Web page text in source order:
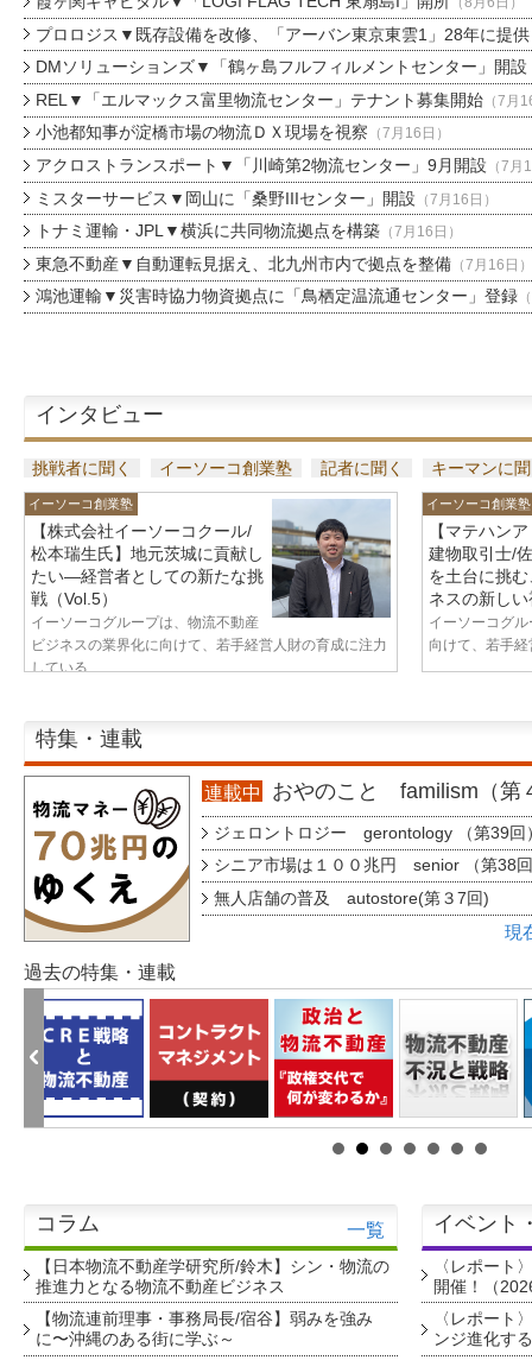
プロロジス▼既存設備を改修、「アーバン東京東雲1」28年に提供
DMソリューションズ▼「鶴ヶ島フルフィルメントセンター」開設
REL▼「エルマックス富里物流センター」テナント募集開始（7月
小池都知事が淀橋市場の物流ＤＸ現場を視察 （7月16日）
アクロストランスポート▼「川崎第2物流センター」9月開設 （7月
ミスターサービス▼岡山に「桑野IIIセンター」開設 （7月16日）
トナミ運輸・JPL▼横浜に共同物流拠点を構築（7月16日）
東急不動産▼自動運転見据え、北九州市内で拠点を整備（7月16日）
鴻池運輸▼災害時協力物資拠点に「鳥栖定温流通センター」登録
インタビュー
挑戦者に聞く イーソーコ創業塾 記者に聞く キーマンに
イーソーコ創業塾
【株式会社イーソーコクール/
松本瑞生氏】地元茨城に貢献し
たい—経営者としての新たな挑
戦（Vol.5）
イーソーコグループは、物流不動産
ビジネスの業界化に向けて、若手経営人財の育成に注力
している...
イーソーコ創業塾
【マテハン
建物取引士/
を土台に挑
ネスの新し
イーソーコグ
向けて、若手
特集・連載
連載中 おやのこと familism（第
ジェロントロジー gerontology （第39回
シニア市場は１００兆円 senior （第38
無人店舗の普及 autostore(第３7回)
現
過去の特集・連載
コラム 一覧
【日本物流不動産学研究所/鈴木】シン・物流の
推進力となる物流不動産ビジネス
【物流連前理事・事務局長/宿谷】弱みを強み
に〜沖縄のある街に学ぶ～
イベント
〈レポート
開催！（
〈レポート
ンジ進化す